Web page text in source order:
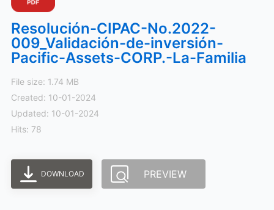
Resolución-CIPAC-No.2022-
009_Validación-de-inversión-
Pacific-Assets-CORP.-La-Familia
File size: 1.74 MB
Created: 10-01-2024
Updated: 10-01-2024
Hits: 78
DOWNLOAD PREVIEW